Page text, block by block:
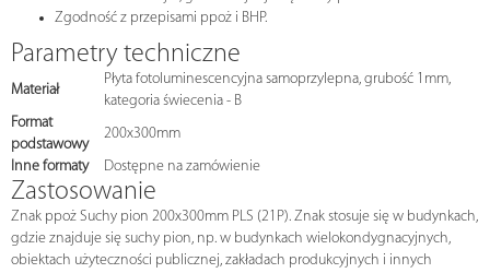
Zgodność z przepisami ppoż i BHP.
Parametry techniczne
Materiał
Płyta fotoluminescencyjna samoprzylepna, grubość 1mm,
kategoria świecenia - B
Format
podstawowy
200x300mm
Inne formaty
Dostępne na zamówienie
Zastosowanie
Znak ppoż Suchy pion 200x300mm PLS (21P). Znak stosuje się w budynkach,
gdzie znajduje się suchy pion, np. w budynkach wielokondygnacyjnych,
obiektach użyteczności publicznej, zakładach produkcyjnych i innych